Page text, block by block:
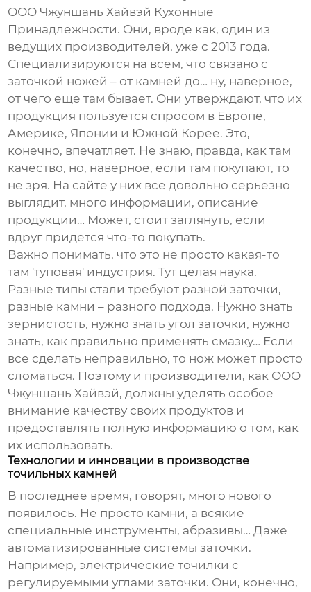
ООО Чжуншань Хайвэй Кухонные
Принадлежности. Они, вроде как, один из
ведущих производителей, уже с 2013 года.
Специализируются на всем, что связано с
заточкой ножей – от камней до… ну, наверное,
от чего еще там бывает. Они утверждают, что их
продукция пользуется спросом в Европе,
Америке, Японии и Южной Корее. Это,
конечно, впечатляет. Не знаю, правда, как там
качество, но, наверное, если там покупают, то
не зря. На сайте у них все довольно серьезно
выглядит, много информации, описание
продукции… Может, стоит заглянуть, если
вдруг придется что-то покупать.
Важно понимать, что это не просто какая-то
там 'туповая' индустрия. Тут целая наука.
Разные типы стали требуют разной заточки,
разные камни – разного подхода. Нужно знать
зернистость, нужно знать угол заточки, нужно
знать, как правильно применять смазку… Если
все сделать неправильно, то нож может просто
сломаться. Поэтому и производители, как ООО
Чжуншань Хайвэй, должны уделять особое
внимание качеству своих продуктов и
предоставлять полную информацию о том, как
их использовать.
Технологии и инновации в производстве
точильных камней
В последнее время, говорят, много нового
появилось. Не просто камни, а всякие
специальные инструменты, абразивы… Даже
автоматизированные системы заточки.
Например, электрические точилки с
регулируемыми углами заточки. Они, конечно,